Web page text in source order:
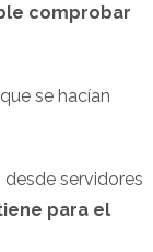
comprobar
que se hacían
servidores
para el